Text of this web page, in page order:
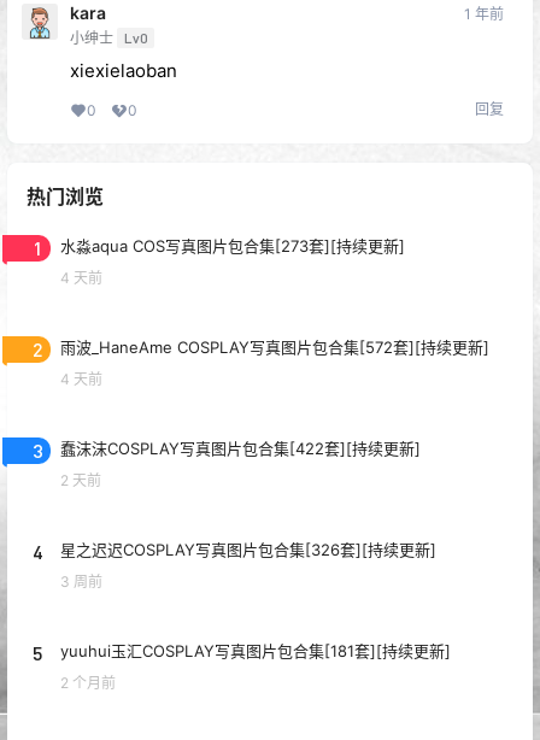
kara
小绅士 Lv0
1 年前
xiexielaoban
0 0 回复
热门浏览
1 水淼aqua COS写真图片包合集[273套][持续更新]
4 天前
2 雨波_HaneAme COSPLAY写真图片包合集[572套][持续更新]
4 天前
3 蠢沫沫COSPLAY写真图片包合集[422套][持续更新]
2 天前
4 星之迟迟COSPLAY写真图片包合集[326套][持续更新]
3 周前
5 yuuhui玉汇COSPLAY写真图片包合集[181套][持续更新]
2 个月前